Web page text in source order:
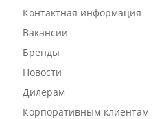
Контактная информация
Вакансии
Бренды
Новости
Дилерам
Корпоративным клиентам